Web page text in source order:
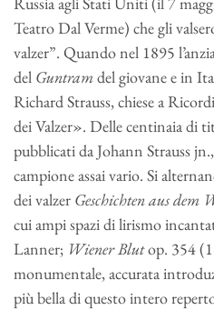
Teatro Dal Verme) che gli
valzer”. Quando nel 1895
del Guntramdel giovane e in
Richard Strauss, chiese a
dei Valzer». Delle centinaia di
pubblicati da Johann Strauss
campione assai vario. Si
dei valzer Geschichten aus dem
cui ampi spazi di lirismo
Lanner; Wiener Blutop. 354
monumentale, accurata
più bella di questo intero